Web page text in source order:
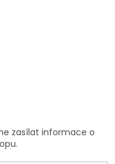
zasílat informace o